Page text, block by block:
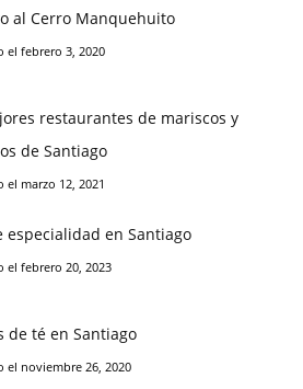
al Cerro Manquehuito
el febrero 3, 2020
restaurantes de mariscos y
de Santiago
el marzo 12, 2021
especialidad en Santiago
el febrero 20, 2023
de té en Santiago
el noviembre 26, 2020